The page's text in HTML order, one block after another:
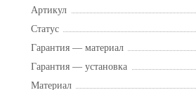
Артикул
Статус
Гарантия — материал
Гарантия — установка
Материал